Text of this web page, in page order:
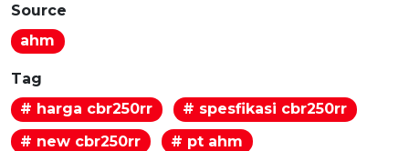
Source
ahm
Tag
# harga cbr250rr
# spesfikasi cbr250rr
# new cbr250rr
# pt ahm